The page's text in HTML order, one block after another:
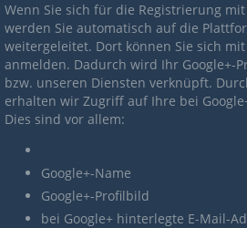
Wenn Sie sich für die Registrierung
werden Sie automatisch auf die
weitergeleitet. Dort können Sie sich
anmelden. Dadurch wird Ihr Google+-
bzw. unseren Diensten verknüpft.
erhalten wir Zugriff auf Ihre bei
Dies sind vor allem:
Google+-Name
Google+-Profilbild
bei Google+ hinterlegte E-Mail-